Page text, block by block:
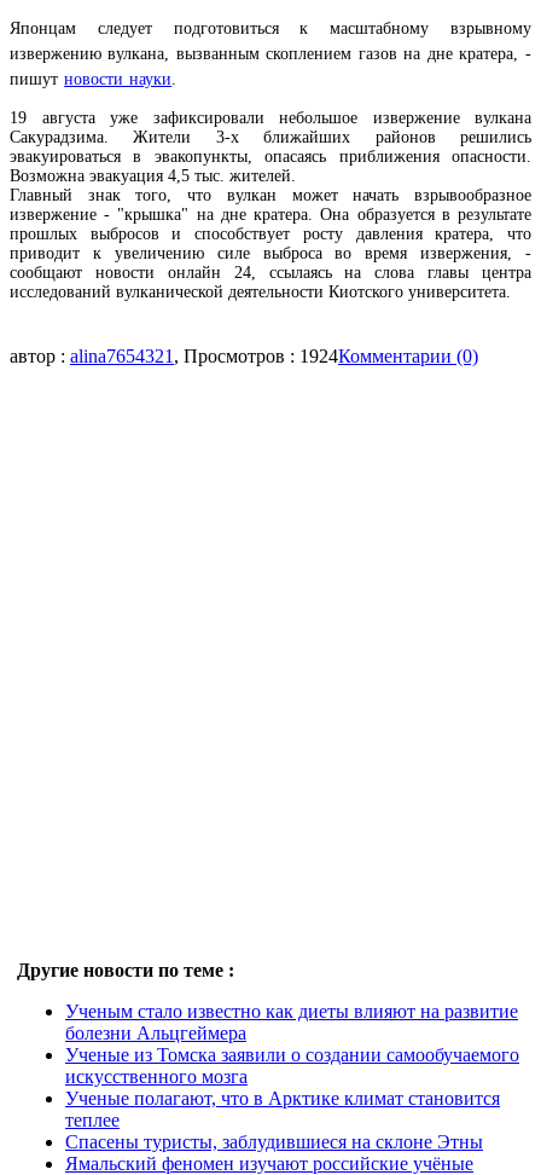
Японцам следует подготовиться к масштабному взрывному
извержению вулкана, вызванным скоплением газов на дне кратера, -
пишутновости науки.
19 августа уже зафиксировали небольшое извержение вулкана
Сакурадзима. Жители 3-х ближайших районов решились
эвакуироваться в эвакопункты, опасаясь приближения опасности.
Возможна эвакуация 4,5 тыс. жителей.
Главный знак того, что вулкан может начать взрывообразное
извержение - "крышка" на дне кратера. Она образуется в результате
прошлых выбросов и способствует росту давления кратера, что
приводит к увеличению силе выброса во время извержения, -
сообщают новости онлайн 24, ссылаясь на слова главы центра
исследований вулканической деятельности Киотского университета.
автор : alina7654321 , Просмотров : 1924Комментарии (0)
Другие новости по теме :
Ученым стало известно как диеты влияют на развитие
болезни Альцгеймера
Ученые из Томска заявили о создании самообучаемого
искусственного мозга
Ученые полагают, что в Арктике климат становится
теплее
Спасены туристы, заблудившиеся на склоне Этны
Ямальский феномен изучают российские учёные